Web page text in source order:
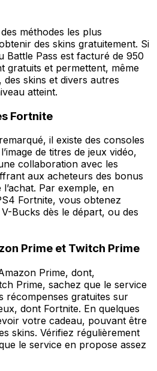
méthodes les plus
des skins gratuitement. Si
Battle Pass est facturé de 950
gratuits et permettent, même
skins et divers autres
atteint.
Fortnite
il existe des consoles
de titres de jeux vidéo,
collaboration avec les
aux acheteurs des bonus
Par exemple, en
Fortnite, vous obtenez
Bucks dès le départ, ou des
Prime et Twitch Prime
Prime, dont,
Prime, sachez que le service
récompenses gratuites sur
dont Fortnite. En quelques
votre cadeau, pouvant être
skins. Vérifiez régulièrement
le service en propose assez